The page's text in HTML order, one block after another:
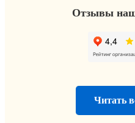
Отзывы
Читать